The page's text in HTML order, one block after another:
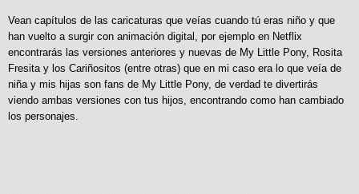
Vean capítulos de las caricaturas que veías cuando tú eras niño y que
han vuelto a surgir con animación digital, por ejemplo en Netflix
encontrarás las versiones anteriores y nuevas de My Little Pony, Rosita
Fresita y los Cariñositos (entre otras) que en mi caso era lo que veía de
niña y mis hijas son fans de My Little Pony, de verdad te divertirás
viendo ambas versiones con tus hijos, encontrando como han cambiado
los personajes.